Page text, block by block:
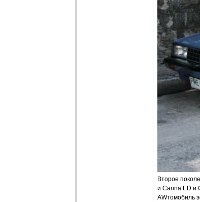
Второе
и Carina ED и
AWтомобиль